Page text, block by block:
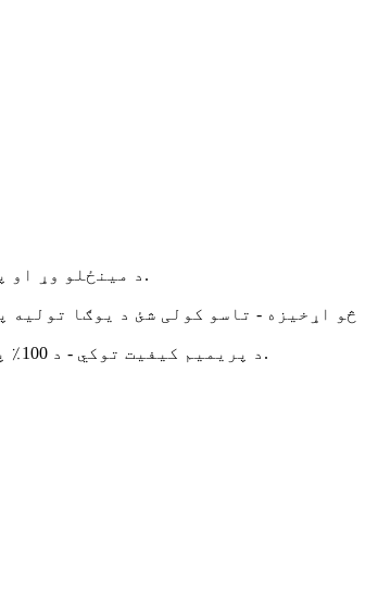
د مینځلو وړ او په چټکۍ سره وچول - د یوګا تولیه د مینځلو ماشین لخوا مینځل کیدی شي ، تاسو اړتیا نلرئ د خندا کولو په اړه اندیښنه ولرئ.
څو اړخیزه - تاسو کولی شئ د یوګا تولیه
د پریمیم کیفیت توکي - د 100٪ پالیسټر مایکرو فایبر سره تولید شوي، ښه جوړ شوی یوګا تولیه تاسو ته د پایښت او آرامۍ وړاندیز کولو لپاره ډیزاین شوی.